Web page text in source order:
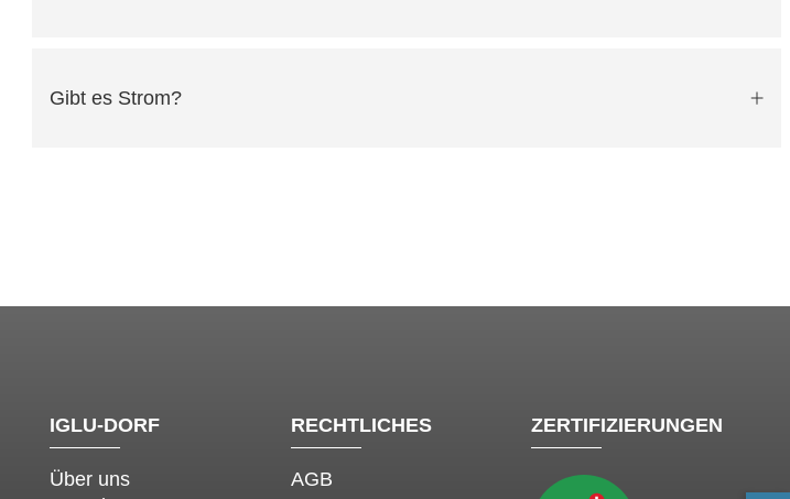
Gibt es Strom?
IGLU-DORF
Über uns
RECHTLICHES
AGB
ZERTIFIZIERUNGEN